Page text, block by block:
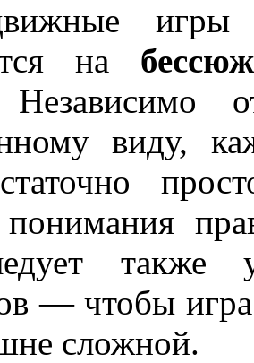
игры
на
Независимо
виду,
понимания
также
— чтобы
сложной.